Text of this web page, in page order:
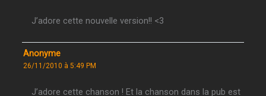
J’adore cette nouvelle version!! <3
Anonyme
26/11/2010 à 5:49 PM
J’adore cette chanson ! Et la chanson dans la pub est